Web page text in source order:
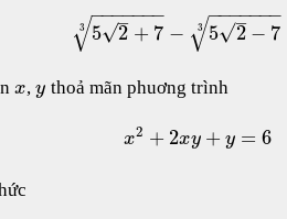
5 2
–
√ + 7
− −
−−−−−
√
3 − 5 2
–
√ − 7
− −
−−−−−
√
3
x,y thoả mãn phuơng trình
x2 + 2xy + y = 6